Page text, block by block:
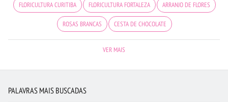
FLORICULTURA CURITIBA FLORICULTURA FORTALEZA ARRANJO DE FLORES
ROSAS BRANCAS CESTA DE CHOCOLATE
VER MAIS
PALAVRAS MAIS BUSCADAS